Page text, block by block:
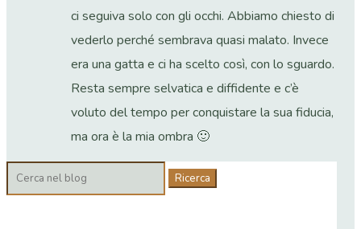
ci seguiva solo con gli occhi. Abbiamo chiesto di
vederlo perché sembrava quasi malato. Invece
era una gatta e ci ha scelto così, con lo sguardo.
Resta sempre selvatica e diffidente e c’è
voluto del tempo per conquistare la sua fiducia,
ma ora è la mia ombra 🙂
Cerca: